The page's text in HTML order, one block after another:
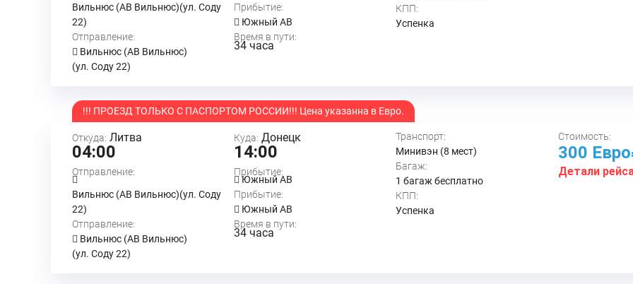
Вильнюс (АВ Вильнюс)(ул. Соду
22)
Отправление:
Вильнюс (АВ Вильнюс)
(ул. Соду 22)
Прибытие:
Южный АВ
Время в пути:
34 часа
КПП:
Успенка
!!! ПРОЕЗД ТОЛЬКО С ПАСПОРТОМ РОССИИ!!! Цена указанна в Евро.
Откуда: Литва
04:00
Отправление:
Вильнюс (АВ Вильнюс)(ул. Соду
22)
Отправление:
Вильнюс (АВ Вильнюс)
(ул. Соду 22)
Куда: Донецк
14:00
Прибытие:
Южный АВ
Прибытие:
Южный АВ
Время в пути:
34 часа
Транспорт:
Минивэн (8 мест)
Багаж:
1 багаж бесплатно
КПП:
Успенка
Стоимость:
300
Детали